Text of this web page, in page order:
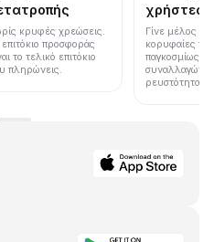
κρυφές χρεώσεις.
προσφοράς
το τελικό επιτόκιο
πληρώνεις.
χρήστες
Γίνε μέλος
κορυφαίες
παγκοσμίως
συναλλαγών
ρευστότητα.